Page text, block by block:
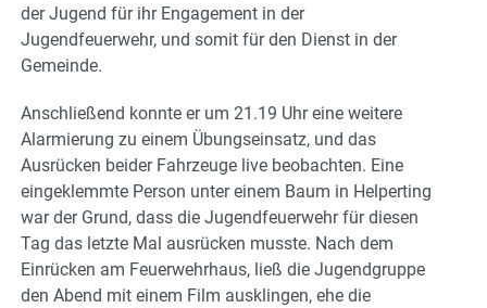
der Jugend für ihr Engagement in der
Jugendfeuerwehr, und somit für den Dienst in der
Gemeinde.
Anschließend konnte er um 21.19 Uhr eine weitere
Alarmierung zu einem Übungseinsatz, und das
Ausrücken beider Fahrzeuge live beobachten. Eine
eingeklemmte Person unter einem Baum in Helperting
war der Grund, dass die Jugendfeuerwehr für diesen
Tag das letzte Mal ausrücken musste. Nach dem
Einrücken am Feuerwehrhaus, ließ die Jugendgruppe
den Abend mit einem Film ausklingen, ehe die